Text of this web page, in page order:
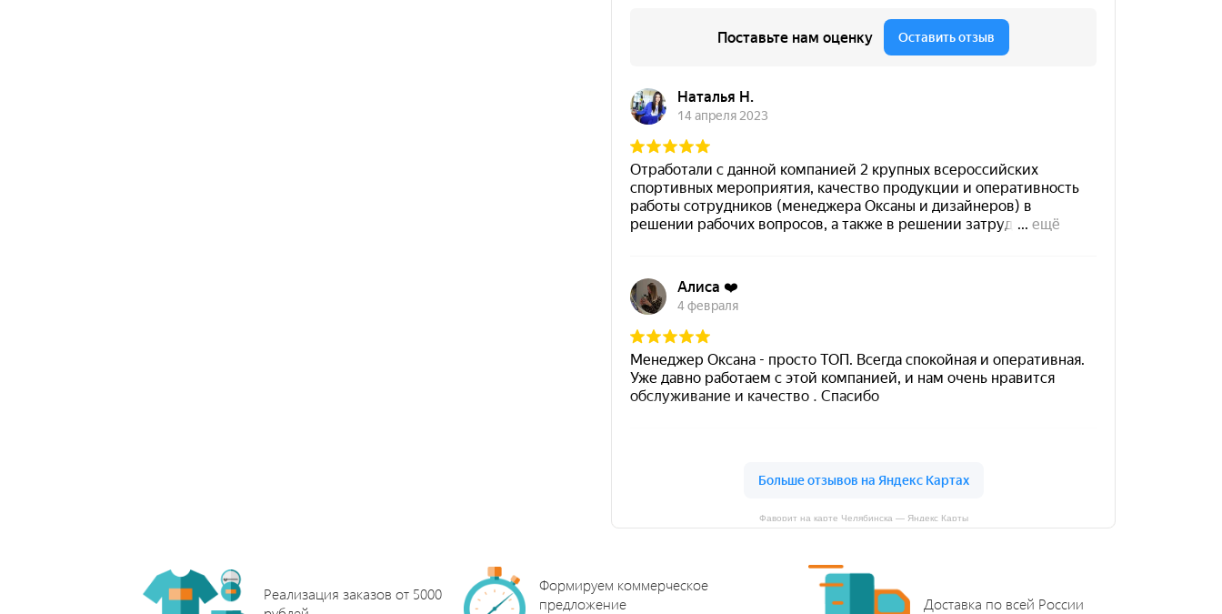
Фаворит на карте Челябинска — Яндекс Карты
Реализация заказов от 5000
Формируем коммерческое
предложение
Доставка по всей России